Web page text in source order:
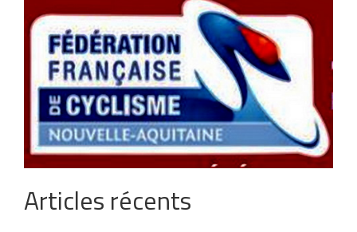
Articles récents